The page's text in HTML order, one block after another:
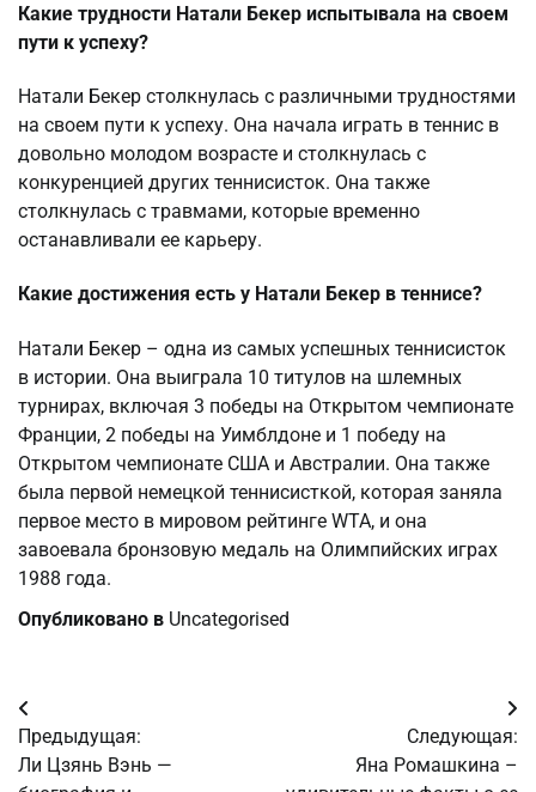
Какие трудности Натали Бекер испытывала на своем
пути к успеху?
Натали Бекер столкнулась с различными трудностями
на своем пути к успеху. Она начала играть в теннис в
довольно молодом возрасте и столкнулась с
конкуренцией других теннисисток. Она также
столкнулась с травмами, которые временно
останавливали ее карьеру.
Какие достижения есть у Натали Бекер в теннисе?
Натали Бекер – одна из самых успешных теннисисток
в истории. Она выиграла 10 титулов на шлемных
турнирах, включая 3 победы на Открытом чемпионате
Франции, 2 победы на Уимблдоне и 1 победу на
Открытом чемпионате США и Австралии. Она также
была первой немецкой теннисисткой, которая заняла
первое место в мировом рейтинге WTA, и она
завоевала бронзовую медаль на Олимпийских играх
1988 года.
Опубликовано в Uncategorised
Навигация
по
Предыдущая:
Ли Цзянь Вэнь —
Следующая:
Яна Ромашкина –